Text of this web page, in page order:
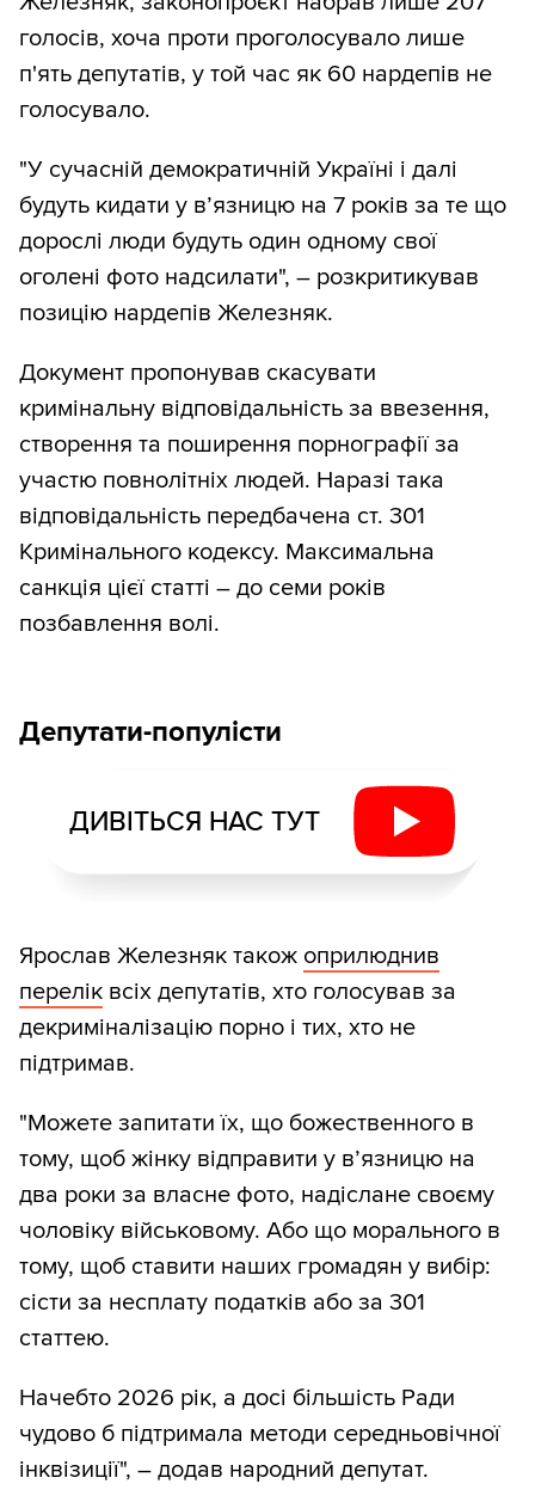
голосів, хоча проти проголосувало лише
п'ять депутатів, у той час як 60 нардепів не
голосувало.
"У сучасній демократичній Україні і далі
будуть кидати у вʼязницю на 7 років за те що
дорослі люди будуть один одному свої
оголені фото надсилати", – розкритикував
позицію нардепів Железняк.
Документ пропонував скасувати
кримінальну відповідальність за ввезення,
створення та поширення порнографії за
участю повнолітніх людей. Наразі така
відповідальність передбачена ст. 301
Кримінального кодексу. Максимальна
санкція цієї статті – до семи років
позбавлення волі.
Депутати-популісти
ДИВІТЬСЯ НАС ТУТ
Ярослав Железняк також оприлюднив
перелік всіх депутатів, хто голосував за
декриміналізацію порно і тих, хто не
підтримав.
"Можете запитати їх, що божественного в
тому, щоб жінку відправити у вʼязницю на
два роки за власне фото, надіслане своєму
чоловіку військовому. ️Або що морального в
тому, щоб ставити наших громадян у вибір:
сісти за несплату податків або за 301
статтею.
Начебто 2026 рік, а досі більшість Ради
чудово б підтримала методи середньовічної
інквізиції", – додав народний депутат.